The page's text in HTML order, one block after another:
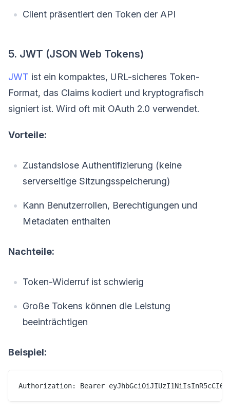
Client präsentiert den Token der API
5. JWT (JSON Web Tokens)
JWT ist ein kompaktes, URL-sicheres Token-
Format, das Claims kodiert und kryptografisch
signiert ist. Wird oft mit OAuth 2.0 verwendet.
Vorteile:
Zustandslose Authentifizierung (keine
serverseitige Sitzungsspeicherung)
Kann Benutzerrollen, Berechtigungen und
Metadaten enthalten
Nachteile:
Token-Widerruf ist schwierig
Große Tokens können die Leistung
beeinträchtigen
Beispiel: